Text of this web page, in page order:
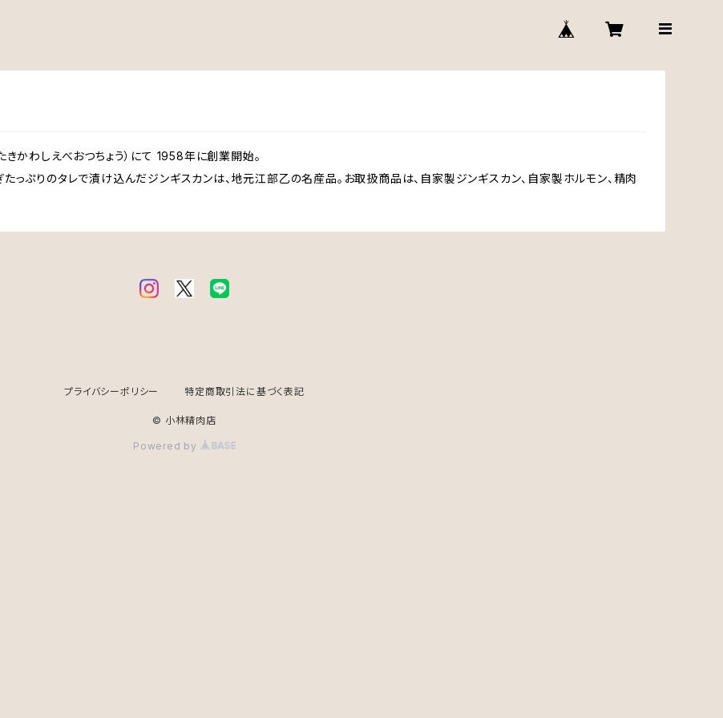
かわしえべおつちょう）にて 1958年に創業開始。
っぷりのタレで漬け込んだジンギスカンは、地元江部乙の名産品。お取扱商品は、自家製ジンギスカン、自家製ホルモン、精肉
プライバシーポリシー 特定商取引法に基づく表記
© 小林精肉店
Powered by